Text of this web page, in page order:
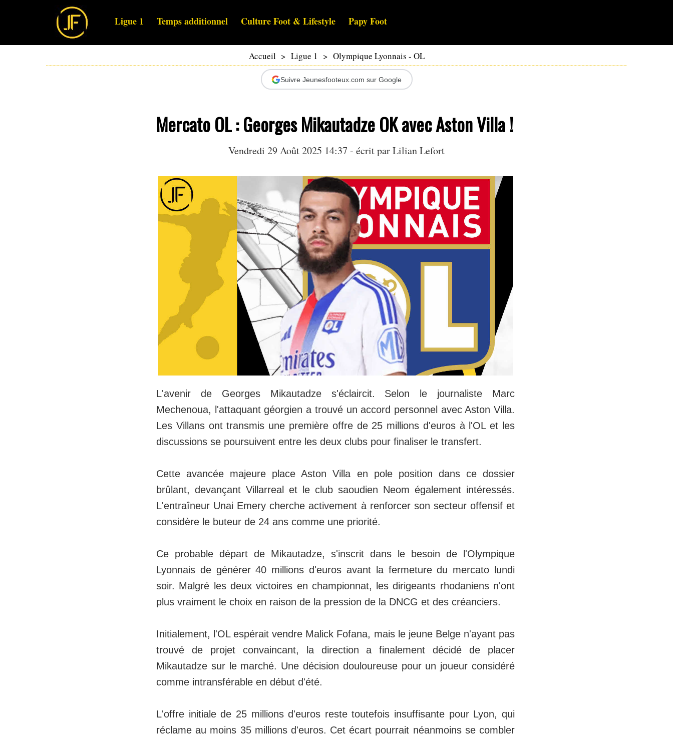
Ligue 1 Temps additionnel Culture Foot & Lifestyle Papy Foot
Accueil > Ligue 1 > Olympique Lyonnais - OL
Suivre Jeunesfooteux.com sur Google
Mercato OL : Georges Mikautadze OK avec Aston Villa !
Vendredi 29 Août 2025 14:37 - écrit parLilian Lefort
L'avenir de Georges Mikautadze s'éclaircit. Selon le journaliste Marc
Mechenoua, l'attaquant géorgien a trouvé un accord personnel avec Aston Villa.
Les Villans ont transmis une première offre de 25 millions d'euros à l'OL et les
discussions se poursuivent entre les deux clubs pour finaliser le transfert.
Cette avancée majeure place Aston Villa en pole position dans ce dossier
brûlant, devançant Villarreal et le club saoudien Neom également intéressés.
L'entraîneur Unai Emery cherche activement à renforcer son secteur offensif et
considère le buteur de 24 ans comme une priorité.
Ce probable départ de Mikautadze, s'inscrit dans le besoin de l'Olympique
Lyonnais de générer 40 millions d'euros avant la fermeture du mercato lundi
soir. Malgré les deux victoires en championnat, les dirigeants rhodaniens n'ont
plus vraiment le choix en raison de la pression de la DNCG et des créanciers.
Initialement, l'OL espérait vendre Malick Fofana, mais le jeune Belge n'ayant pas
trouvé de projet convaincant, la direction a finalement décidé de placer
Mikautadze sur le marché. Une décision douloureuse pour un joueur considéré
comme intransférable en début d'été.
L'offre initiale de 25 millions d'euros reste toutefois insuffisante pour Lyon, qui
réclame au moins 35 millions d'euros. Cet écart pourrait néanmoins se combler